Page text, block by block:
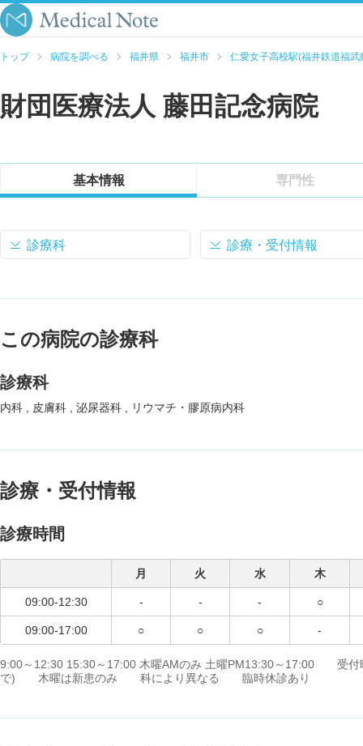
トップ 病院を調べる 福井県 福井市 仁愛女子高校駅(福井鉄道福武
財団医療法人 藤田記念病院
基本情報 専門性
診療科 診療・受付情報
この病院の診療科
診療科
内科 皮膚科 泌尿器科 リウマチ・膠原病内科
診療・受付情報
診療時間
月 火 水 木
09:00-12:30 - - - ○
09:00-17:00 ○ ○ ○ -
9:00～12:30 15:30～17:00 木曜AMのみ 土曜PM13:30～17:00 受付
で) 木曜は新患のみ 科により異なる 臨時休診あり